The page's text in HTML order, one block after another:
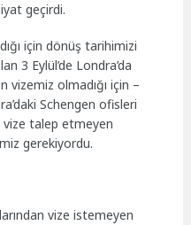
geçirdi.
için dönüş tarihimizi
3 Eylül’de Londra’da
vizemiz olmadığı için –
Schengen ofisleri
vize talep etmeyen
gerekiyordu.
vize istemeyen